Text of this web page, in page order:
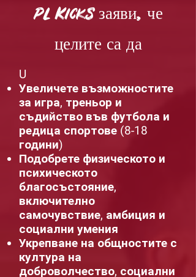
PL Kicks заяви, че
целите са да
U
Увеличете възможностите
за игра, треньор и
съдийство във футбола и
редица спортове (8-18
години)
Подобрете физическото и
психическото
благосъстояние,
включително
самочувствие, амбиция и
социални умения
Укрепване на общностите с
култура на
доброволчество, социални